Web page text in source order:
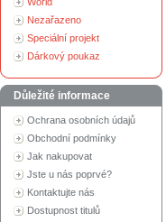
Nezařazeno
Speciální projekt
Dárkový poukaz
Důležité informace
Ochrana osobních údajů
Obchodní podmínky
Jak nakupovat
Jste u nás poprvé?
Kontaktujte nás
Dostupnost titulů